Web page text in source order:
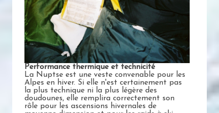
Performance thermique et technicité
La Nuptse est une veste convenable pour les
Alpes en hiver. Si elle n'est certainement pas
la plus technique ni la plus légère des
doudounes, elle remplira correctement son
rôle pour les ascensions hivernales de